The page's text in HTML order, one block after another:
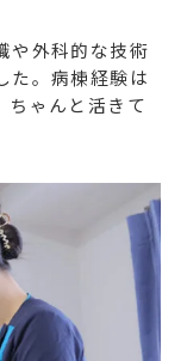
や外科的な技術
た。病棟経験は
ちゃんと活きて